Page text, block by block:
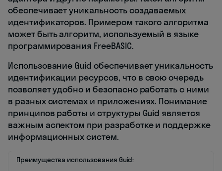
обеспечивает уникальность создаваемых
идентификаторов. Примером такого алгоритма
может быть алгоритм, используемый в языке
программирования FreeBASIC.
Использование Guid обеспечивает уникальность
идентификации ресурсов, что в свою очередь
позволяет удобно и безопасно работать с ними
в разных системах и приложениях. Понимание
принципов работы и структуры Guid является
важным аспектом при разработке и поддержке
информационных систем.
Преимущества использования Guid: